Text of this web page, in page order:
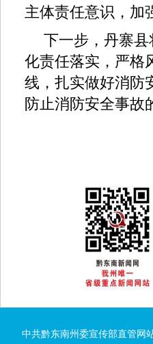
主体责任意识，加
下一步，丹寨
化责任落实，严格
线，扎实做好消防
防止消防安全事故
中共黔东南州委宣传部直管网